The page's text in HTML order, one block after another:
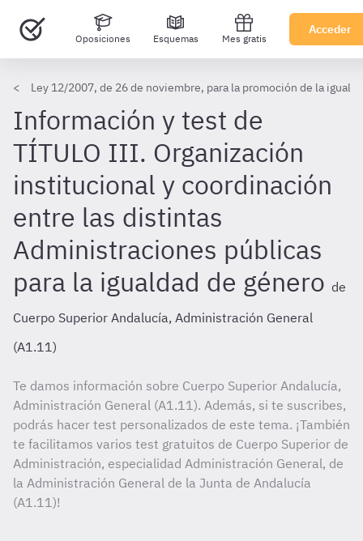
Oposiciones Esquemas Mes gratis
Acceder
Ley 12/2007, de 26 de noviembre, para la promoción de la
Información y test de
TÍTULO III. Organización
institucional y coordinación
entre las distintas
Administraciones públicas
para la igualdad de género de
Cuerpo Superior Andalucía, Administración General
(A1.11)
Te damos información sobre Cuerpo Superior Andalucía,
Administración General (A1.11). Además, si te suscribes,
podrás hacer test personalizados de este tema. ¡También
te facilitamos varios test gratuitos de Cuerpo Superior de
Administración, especialidad Administración General, de
la Administración General de la Junta de Andalucía
(A1.11)!